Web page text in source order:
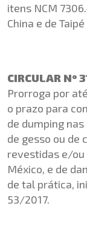
itens NCM
China e de
CIRCULAR Nº
Prorroga por
o prazo para
de dumping
de gesso ou de
revestidas e/ou
México, e de
de tal prática,
53/2017.